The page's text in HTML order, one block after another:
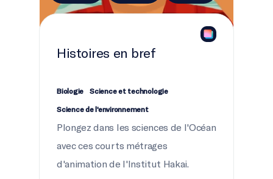
Histoires en bref
Biologie Science et technologie
Science de l'environnement
Plongez dans les sciences de l'Océan
avec ces courts métrages
d'animation de l'Institut Hakai.